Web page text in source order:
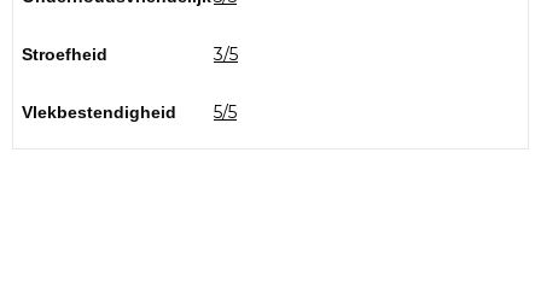
Stroefheid 3/5
Vlekbestendigheid 5/5